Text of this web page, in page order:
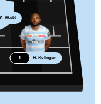
1 H. Kolingar
C. Woki